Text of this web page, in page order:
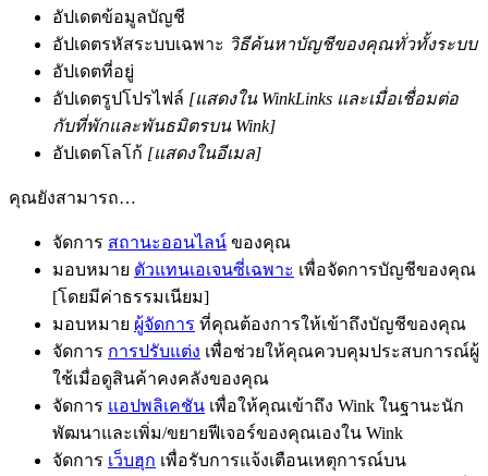
อัปเดตข้อมูลบัญชี
อัปเดตรหัสระบบเฉพาะ วิธีค้นหาบัญชีของคุณทั่วทั้งระบบ
อัปเดตที่อยู่
อัปเดตรูปโปรไฟล์ [แสดงใน WinkLinks และเมื่อเชื่อมต่อ
กับที่พักและพันธมิตรบน Wink]
อัปเดตโลโก้ [แสดงในอีเมล]
คุณยังสามารถ…
จัดการ สถานะออนไลน์ ของคุณ
มอบหมาย ตัวแทนเอเจนซี่เฉพาะ เพื่อจัดการบัญชีของคุณ
[โดยมีค่าธรรมเนียม]
มอบหมาย ผู้จัดการ ที่คุณต้องการให้เข้าถึงบัญชีของคุณ
จัดการ การปรับแต่ง เพื่อช่วยให้คุณควบคุมประสบการณ์ผู้
ใช้เมื่อดูสินค้าคงคลังของคุณ
จัดการ แอปพลิเคชัน เพื่อให้คุณเข้าถึง Wink ในฐานะนัก
พัฒนาและเพิ่ม/ขยายฟีเจอร์ของคุณเองใน Wink
จัดการ เว็บฮุก เพื่อรับการแจ้งเตือนเหตุการณ์บน